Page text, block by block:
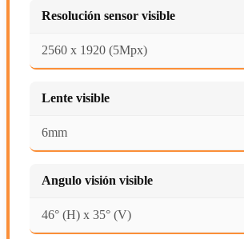
Resolución sensor visible
2560 x 1920 (5Mpx)
Lente visible
6mm
Angulo visión visible
46° (H) x 35° (V)